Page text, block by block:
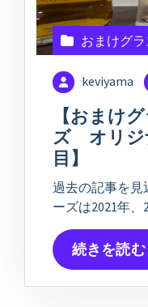
おまけグラ
keviyama
【おまけ
ズ オリジ
目】
過去の記事を見
ーズは2021年
続きを読む